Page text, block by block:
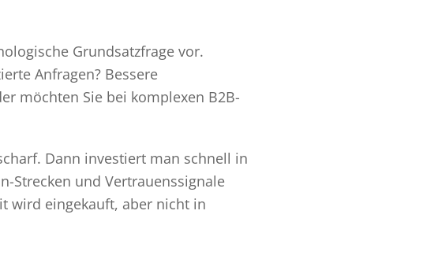
Grundsatzfrage vor.
Anfragen? Bessere
möchten Sie bei komplexen B2B-
Dann investiert man schnell in
Strecken und Vertrauenssignale
wird eingekauft, aber nicht in